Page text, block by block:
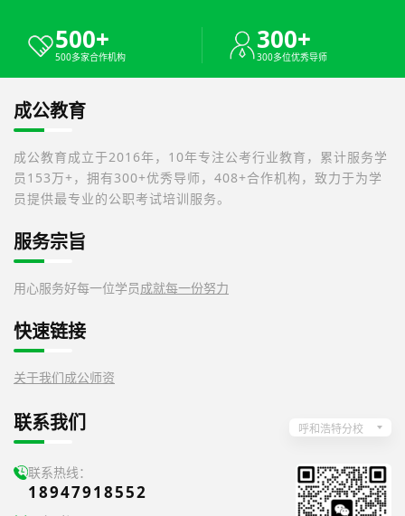
500+
500多家合作机构
300+
300多位优秀导师
成公教育
成公教育成立于2016年，10年专注公考行业教育，累计服务学
员153万+，拥有300+优秀导师，408+合作机构，致力于为学
员提供最专业的公职考试培训服务。
服务宗旨
用心服务好每一位学员成就每一份努力
快速链接
关于我们成公师资
联系我们 呼和浩特分校
联系热线：
18947918552